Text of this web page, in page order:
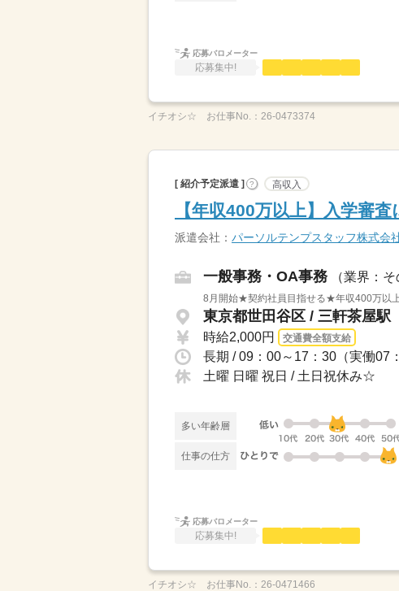
応募バロメーター
応募集中!
イチオシ☆ お仕事No.： 26-0473374
[ 紹介予定派遣 ] ? 高収入
【年収400万以上】入学審
派遣会社： パーソルテンプスタッフ株式会
一般事務・OA事務 （業界：そ
8月開始★契約社員目指せる★年収400万以
東京都世田谷区 / 三軒茶屋駅
時給2,000円 交通費全額支給
長期 / 09：00～17：30（実働07
土曜 日曜 祝日 / 土日祝休み☆
多い年齢層
仕事の仕方
応募バロメーター
応募集中!
イチオシ☆ お仕事No.： 26-0471466